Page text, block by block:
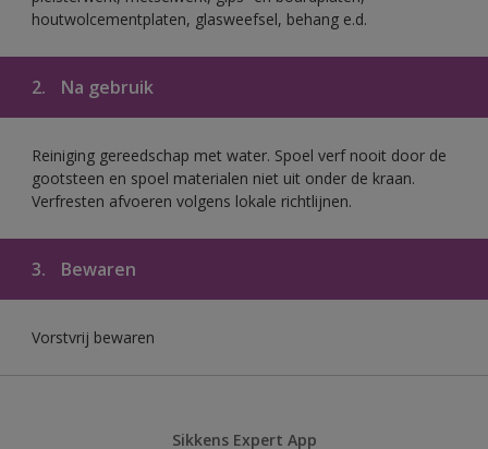
houtwolcementplaten, glasweefsel, behang e.d.
2. Na gebruik
Reiniging gereedschap met water. Spoel verf nooit door de
gootsteen en spoel materialen niet uit onder de kraan.
Verfresten afvoeren volgens lokale richtlijnen.
3. Bewaren
Vorstvrij bewaren
Sikkens Expert App